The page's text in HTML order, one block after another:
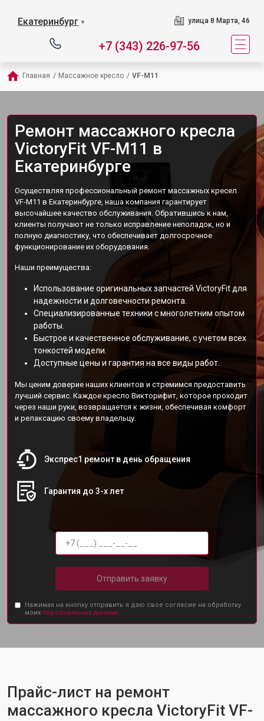
Екатеринбург ▼ улица 8 Марта, 46
+7 (343) 226-97-56
Главная / Массажное кресло / VF-M11
Ремонт массажного кресла
VictoryFit VF-M11 в
Екатеринбурге
Осуществляя профессиональный ремонт массажных кресел
VF-M11 в Екатеринбурге, наша компания гарантирует
высочайшее качество обслуживания. Обратившись к нам,
клиенты получают не только исправление неполадок, но и
полную диагностику, что обеспечивает долгосрочное
функционирование их оборудования.
Наши преимущества:
Использование оригинальных запчастей VictoryFit для
надежности и долговечности ремонта.
Специализированные техники с многолетним опытом
работы.
Быстрое и качественное обслуживание, с учетом всех
тонкостей модели.
Доступные цены и гарантия на все виды работ.
Мы ценим доверие наших клиентов и стремимся предоставить
лучший сервис. Каждое кресло Викторифит, которое проходит
через наши руки, возвращается к жизни, обеспечивая комфорт
и релаксацию своему владельцу.
Экспрес1 ремонт в день обращения
Гарантия до 3-х лет
Отправить заявку
Нажимая на кнопку отправить я даю свое согласие на обработку
моих персональных данных.
Прайс-лист на ремонт
массажного кресла VictoryFit VF-